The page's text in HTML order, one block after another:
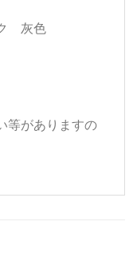
灰色
等がありますの